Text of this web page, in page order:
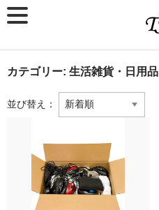
パスワードをお忘れですか ?
新規ご入会はこちら
カテゴリー: 生活雑貨・日用品
並び替え：